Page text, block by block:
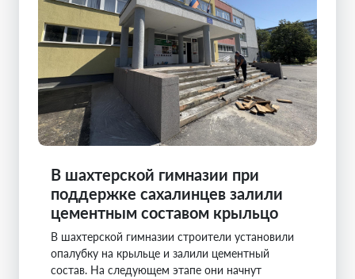
В шахтерской гимназии при
поддержке сахалинцев залили
цементным составом крыльцо
В шахтерской гимназии строители установили
опалубку на крыльце и залили цементный
состав. На следующем этапе они начнут